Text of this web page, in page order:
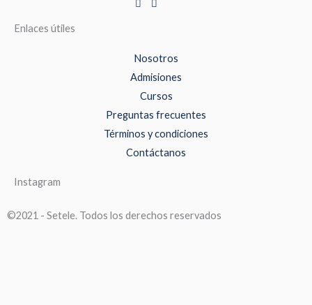
Enlaces útiles
Nosotros
Admisiones
Cursos
Preguntas frecuentes
Términos y condiciones
Contáctanos
Instagram
©2021 - Setele. Todos los derechos reservados